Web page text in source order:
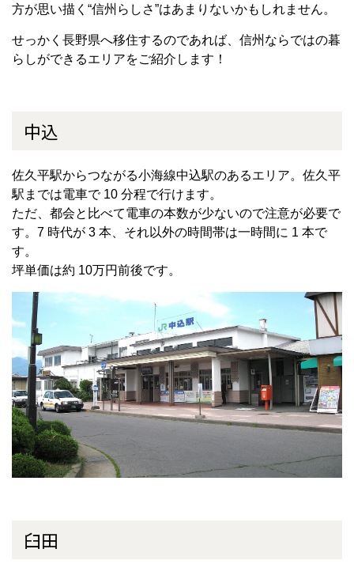
方が思い描く“信州らしさ”はあまりないかもしれません。
せっかく長野県へ移住するのであれば、信州ならではの暮
らしができるエリアをご紹介します！
中込
佐久平駅からつながる小海線中込駅のあるエリア。佐久平
駅までは電車で 10 分程で行けます。
ただ、都会と比べて電車の本数が少ないので注意が必要で
す。7 時代が 3 本、それ以外の時間帯は一時間に 1 本で
す。
坪単価は約 10万円前後です。
臼田